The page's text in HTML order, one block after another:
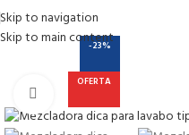
Skip to navigation
Skip to main content
-23%
OFERTA